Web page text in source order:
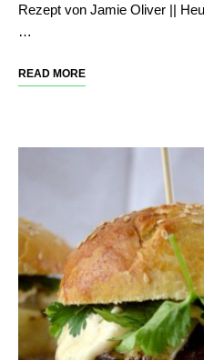
Rezept von Jamie Oliver ||
…
READ MORE